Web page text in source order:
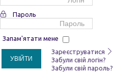
Пароль
Запам'ятати мене
УВІЙТИ
Зареєструватися
Забули свій логін?
Забули свій пароль?